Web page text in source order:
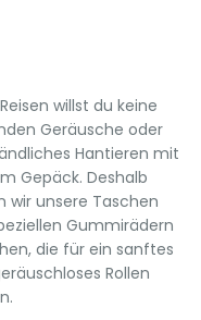
willst du keine
Geräusche oder
Hantieren mit
Gepäck. Deshalb
wir unsere Taschen
Gummirädern
die für ein sanftes
Rollen